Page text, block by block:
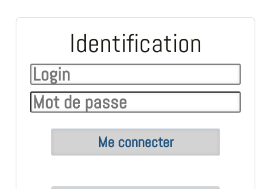
Identification